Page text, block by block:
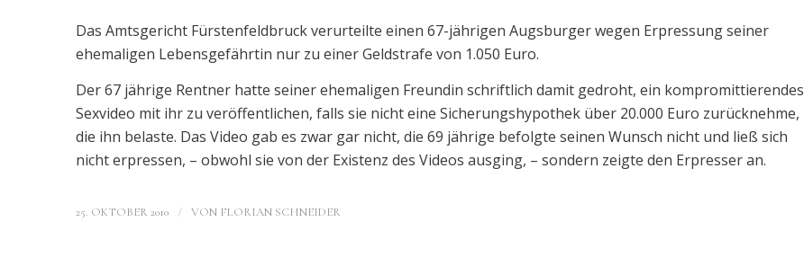
Das Amtsgericht Fürstenfeldbruck verurteilte einen 67-jährigen Augsburger wegen Erpressung seiner
ehemaligen Lebensgefährtin nur zu einer Geldstrafe von 1.050 Euro.
Der 67 jährige Rentner hatte seiner ehemaligen Freundin schriftlich damit gedroht, ein kompromittierendes
Sexvideo mit ihr zu veröffentlichen, falls sie nicht eine Sicherungshypothek über 20.000 Euro zurücknehme,
die ihn belaste. Das Video gab es zwar gar nicht, die 69 jährige befolgte seinen Wunsch nicht und ließ sich
nicht erpressen, – obwohl sie von der Existenz des Videos ausging, – sondern zeigte den Erpresser an.
25. OKTOBER 2010 / VON FLORIAN SCHNEIDER